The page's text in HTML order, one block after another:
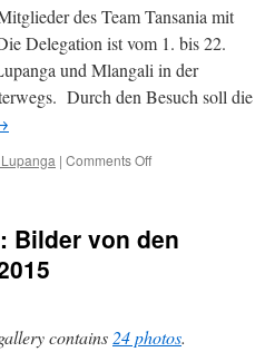
des Team Tansania mit
Delegation ist vom 1. bis 22.
und Mlangali in der
Durch den Besuch soll die
| Comments Offon
–
Bilder von den
contains24 photos.